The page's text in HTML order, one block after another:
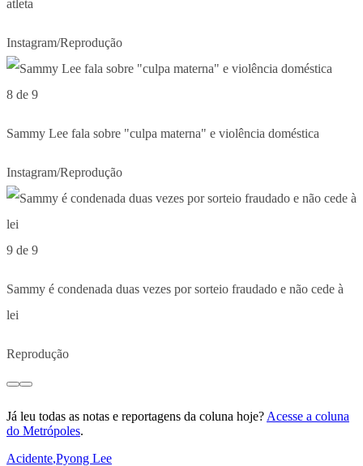
atleta
Instagram/Reprodução
8 de 9
Sammy Lee fala sobre "culpa materna" e violência doméstica
Instagram/Reprodução
9 de 9
Sammy é condenada duas vezes por sorteio fraudado e não cede à
lei
Reprodução
Já leu todas as notas e reportagens da coluna hoje? Acesse a coluna
do Metrópoles.
Acidente,Pyong Lee